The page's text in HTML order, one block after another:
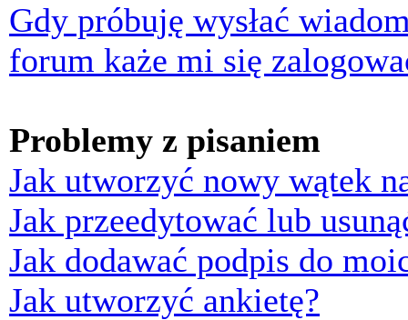
Gdy próbuję wysłać
forum każe mi się
Problemy z pisaniem
Jak utworzyć nowy wątek
Jak przeedytować lub
Jak dodawać podpis do
Jak utworzyć ankietę?